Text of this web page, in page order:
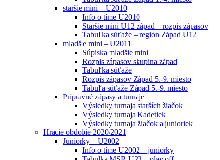
staršie mini – U2010
Info o tíme U2010
Staršie mini U12 západ – rozpis zápasov
Tabuľka súťaže – región Západ U12
mladšie mini – U2011
Súpiska mladšie mini
Rozpis zápasov skupina západ
Tabuľka súťaže
Rozpis zápasov Západ 5.-9. miesto
Tabuľa súťaže Západ 5.-9. miesto
Prípravné zápasy a turnaje
Výsledky turnaja starších žiačok
Výsledky turnaja Kadetiek
Výsledky turnaja žiačok a junioriek
Hracie obdobie 2020/2021
Juniorky – U2002
Info o tíme U2002 – juniorky